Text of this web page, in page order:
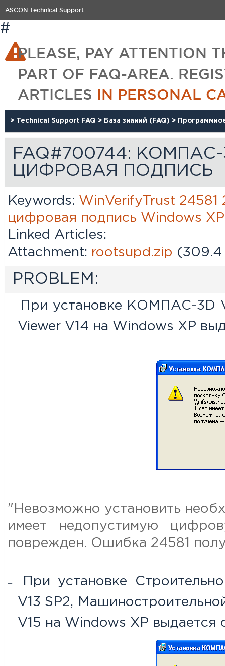
ASCON Technical Support
#
PLEASE, PAY ATTENTION
PART OF FAQ-AREA.
ARTICLES IN PERSONAL
> Technical Support FAQ > База знаний (FAQ) >
FAQ#700744:
ЦИФРОВАЯ ПОДПИСЬ
Keywords: WinVerifyTrust 24581
цифровая подпись Windows XP
Linked Articles:
Attachment: rootsupd.zip (309.4
PROBLEM:
При установке КОМПАС-3D
Viewer V14 на Windows XP
"Невозможно установить
имеет недопустимую
поврежден. Ошибка 24581
При установке
V13 SP2,
V15 на Windows XP выдается